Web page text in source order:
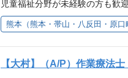
員としてのキャリアアップを目
者と一緒に成長を支えたい方 ・
導を行っています。 子どもたち
必須条件 ①普通自動車運転免許
込むことなく成長できる環境で
り入れた支援を行っています。
を提供しています。 「ITは詳し
に関わることができます◎
む教育プログラムです。 【未
ら、子どもたちが将来より豊か
子どもたちとじっくり関わりな
人で活躍している作業療法士・
児童福祉分野が未経験の方も歓
て中の方や、久しぶりのお仕事
OKです◎ 【主な業務内容】 ・
事・着替え・身辺自立など）の
者との情報共有 ・支援記録の
熊本（熊本・帯山・八反田・原口
【大村】（A/P）作業療法士